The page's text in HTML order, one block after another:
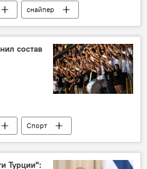
снайпер
состав
Спорт
Арарат
Турции":